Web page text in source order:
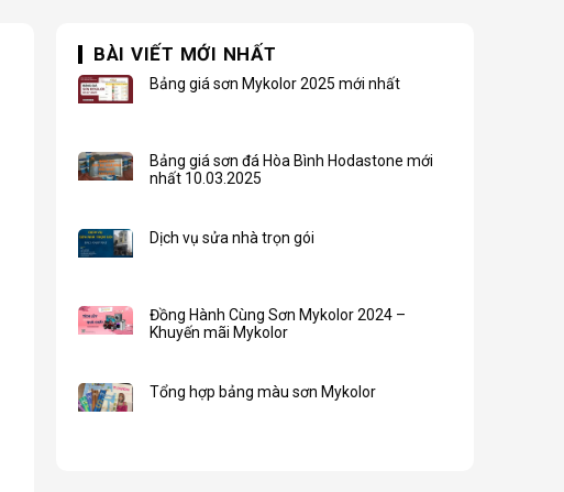
BÀI VIẾT MỚI NHẤT
Bảng giá sơn Mykolor 2025 mới nhất
Bảng giá sơn đá Hòa Bình Hodastone mới
nhất 10.03.2025
Dịch vụ sửa nhà trọn gói
Đồng Hành Cùng Sơn Mykolor 2024 –
Khuyến mãi Mykolor
Tổng hợp bảng màu sơn Mykolor